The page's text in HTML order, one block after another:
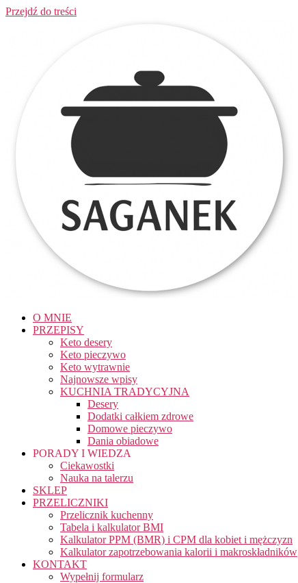
Przejdź do treści
O MNIE
PRZEPISY
Keto desery
Keto pieczywo
Keto wytrawnie
Najnowsze wpisy
KUCHNIA TRADYCYJNA
Desery
Dodatki całkiem zdrowe
Domowe pieczywo
Dania obiadowe
PORADY I WIEDZA
Ciekawostki
Nauka na talerzu
SKLEP
PRZELICZNIKI
Przelicznik kuchenny
Tabela i kalkulator BMI
Kalkulator PPM (BMR) i CPM dla kobiet i mężczyzn
Kalkulator zapotrzebowania kalorii i makroskładników
KONTAKT
Wypełnij formularz